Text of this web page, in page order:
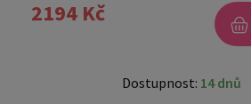
2194 Kč
Dostupnost: 14 dnů